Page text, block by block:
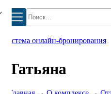
Найти:
система онлайн-бронирования
Татьяна